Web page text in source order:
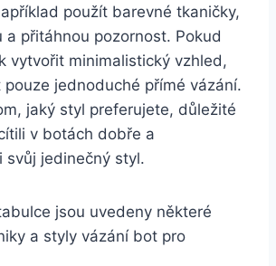
⁣použít barevné tkaničky,
a‌ přitáhnou pozornost. Pokud
vytvořit minimalistický⁣ vzhled,
jednoduché přímé vázání.
jaký styl preferujete, důležité
v botách dobře a
svůj jedinečný styl.
jsou uvedeny některé
a styly vázání ‍bot pro